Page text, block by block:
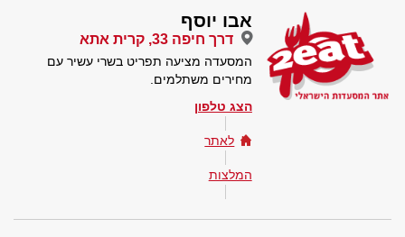
אבו יוסף
דרך חיפה 33, קרית אתא
המסעדה מציעה תפריט בשרי עשיר עם
מחירים משתלמים.
הצג טלפון
לאתר
המלצות